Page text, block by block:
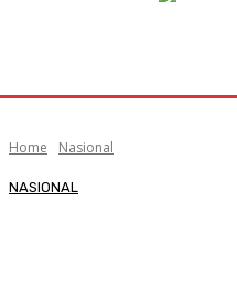
Home Nasional
NASIONAL